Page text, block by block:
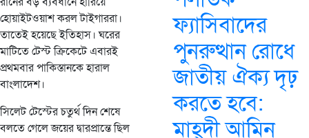
হোয়াইটওয়াশ করল টাইগাররা।
তাতেই হয়েছে ইতিহাস। ঘরের
মাটিতে টেস্ট ক্রিকেটে এবারই
প্রথমবার পাকিস্তানকে হারাল
বাংলাদেশ।
সিলেট টেস্টের চতুর্থ দিন শেষে
বলতে গেলে জয়ের দ্বারপ্রান্তে ছিল
ফ্যাসিবাদের
পুনরুত্থান রোধে
জাতীয় ঐক্য দৃঢ়
করতে হবে:
মাহ্দী আমিন